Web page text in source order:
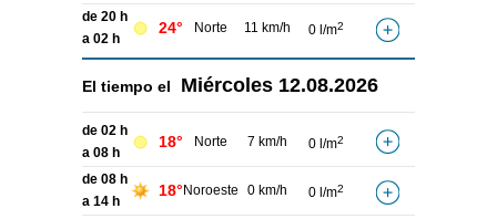
de 20 h
a 02 h
24° Norte 11 km/h 0 l/m2
El tiempo el Miércoles 12.08.2026
de 02 h
a 08 h
18° Norte 7 km/h 0 l/m2
de 08 h
a 14 h
18° Noroeste 0 km/h 0 l/m2